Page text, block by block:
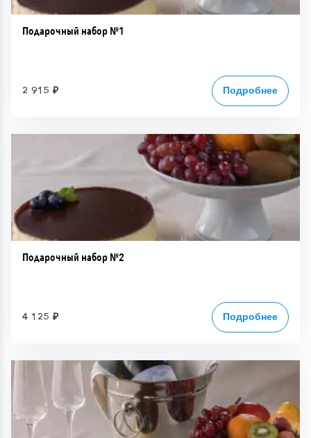
Подарочный набор №1
2 915 ₽ Подробнее
Подарочный набор №2
4 125 ₽ Подробнее